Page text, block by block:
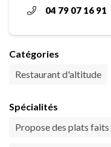
04 79 07 16 91
Catégories
Restaurant d'altitude
Spécialités
Propose des plats faits